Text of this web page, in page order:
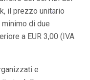
il prezzo unitario
di due
a EUR 3,00 (IVA
e